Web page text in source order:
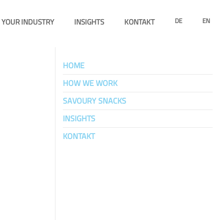
YOUR INDUSTRY INSIGHTS KONTAKT DE EN
HOME
HOW WE WORK
SAVOURY SNACKS
INSIGHTS
KONTAKT